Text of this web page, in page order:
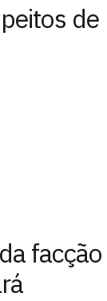
de
facção